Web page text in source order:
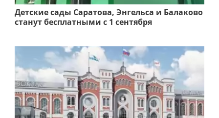
Детские сады Саратова, Энгельса и Балаково
станут бесплатными с 1 сентября